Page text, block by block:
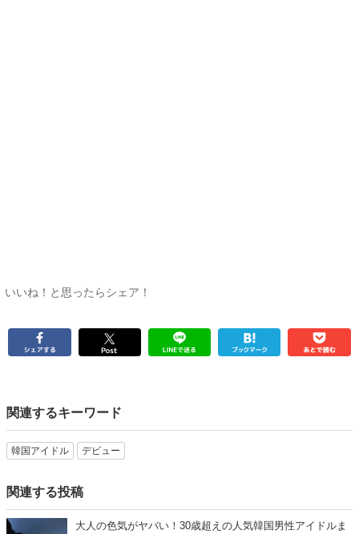
いいね！と思ったらシェア！
関連するキーワード
韓国アイドル デビュー
関連する投稿
大人の色気がヤバい！30歳超えの人気韓国男性アイドルま